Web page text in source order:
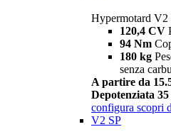
Hypermotard V2
120,4 CV
94 Nm
180 kg
senza
A partire da
Depotenziata
configura scopri
V2 SP